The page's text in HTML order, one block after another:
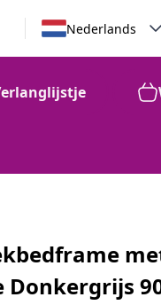
Nederlands
Donkergrijs